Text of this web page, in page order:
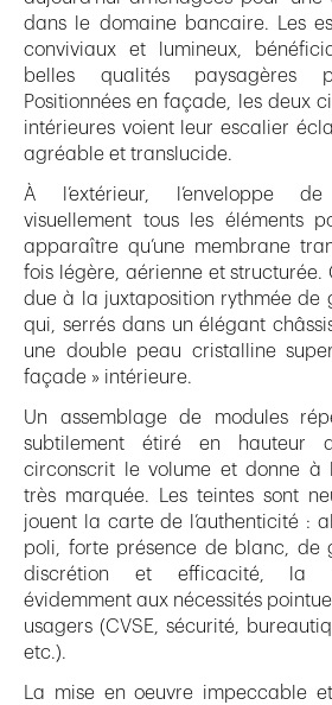
dans le domaine bancaire. Les
conviviaux et lumineux,
belles qualités paysagères
Positionnées en façade, les deux
intérieures voient leur escalier
agréable et translucide.
À l’extérieur, l’enveloppe
visuellement tous les éléments
apparaître qu’une membrane
fois légère, aérienne et structurée.
due à la juxtaposition rythmée de
qui, serrés dans un élégant
une double peau cristalline
façade » intérieure.
Un assemblage de modules
subtilement étiré en hauteur
circonscrit le volume et donne à
très marquée. Les teintes sont
jouent la carte de l’authenticité :
poli, forte présence de blanc, de
discrétion et efficacité, la
évidemment aux nécessités
usagers (CVSE, sécurité,
etc.).
La mise en oeuvre impeccable